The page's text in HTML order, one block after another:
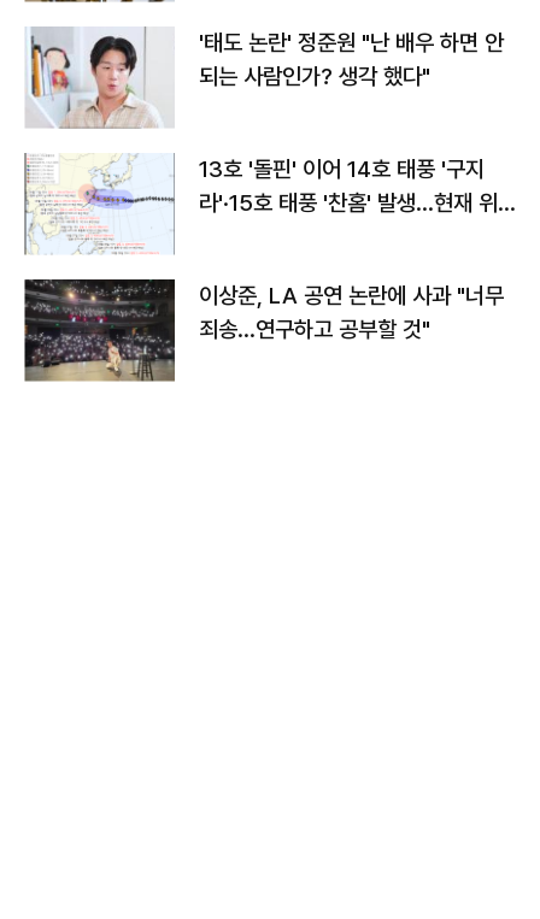
'태도 논란' 정준원 "난 배우 하면 안
되는 사람인가? 생각 했다"
13호 '돌핀' 이어 14호 태풍 '구지
라'·15호 태풍 '찬홈' 발생…현재 위
이상준, LA 공연 논란에 사과 "너무
죄송…연구하고 공부할 것"